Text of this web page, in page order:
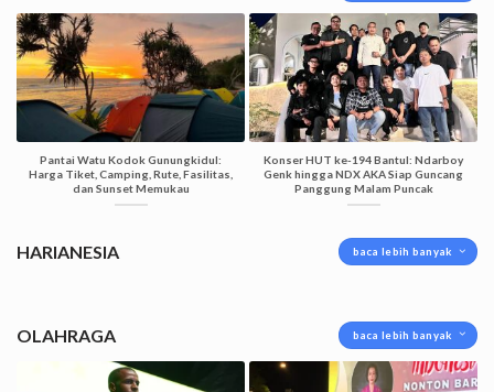
Pantai Watu Kodok Gunungkidul:
Harga Tiket, Camping, Rute, Fasilitas,
dan Sunset Memukau
Konser HUT ke-194 Bantul: Ndarboy
Genk hingga NDX AKA Siap Guncang
Panggung Malam Puncak
HARIANESIA baca lebih banyak
OLAHRAGA baca lebih banyak